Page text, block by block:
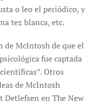
o leo el periódico, y
tez blanca, etc.
de McIntosh de que el
fue captada
Otros
de McIntosh
Detlefsen en The New